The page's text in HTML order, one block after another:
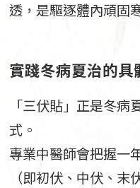
透，是驅逐體內頑固
實踐冬病夏治的具
「三伏貼」正是冬病
式。
專業中醫師會把握一
（即初伏、中伏、末